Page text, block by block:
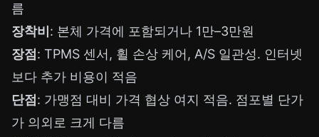
름
장착비 : 본체 가격에 포함되거나 1만–3만원
장점 : TPMS 센서, 휠 손상 케어, A/S 일관성. 인터넷
보다 추가 비용이 적음
단점 : 가맹점 대비 가격 협상 여지 적음. 점포별 단가
가 의외로 크게 다름